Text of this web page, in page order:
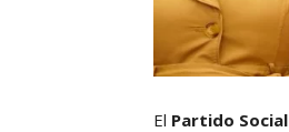
El Partido